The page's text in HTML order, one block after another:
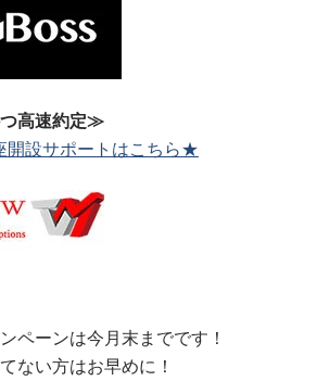
高速約定≫
開設サポートはこちら★
ペーンは今月末までです！
ない方はお早めに！